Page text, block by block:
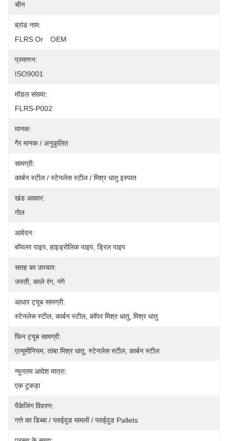
चीन
ब्रांड नाम:
FLRS Or　OEM
प्रमाणन:
ISO9001
मॉडल संख्या:
FLRS-P002
मानक:
गैर मानक / अनुकूलित
सामग्री:
कार्बन स्टील / स्टेनलेस स्टील / मिश्र धातु इस्पात
खंड आकार:
गोल
आवेदन:
बॉयलर पाइप, हाइड्रोलिक पाइप, ड्रिल पाइप
सतह का उपचार:
जस्ती, काले रंग, नंगे
आधार ट्यूब सामग्री:
स्टेनलेस स्टील, कार्बन स्टील, कॉपर मिश्र धातु, मिश्र धातु
फिन ट्यूब सामग्री:
एल्यूमीनियम, तांबा मिश्र धातु, स्टेनलेस स्टील, कार्बन स्टील
न्यूनतम आदेश मात्रा:
एक टुकड़ा
पैकेजिंग विवरण:
गत्ते का डिब्बा / प्लाईवुड मामलों / प्लाईवुड Pallets